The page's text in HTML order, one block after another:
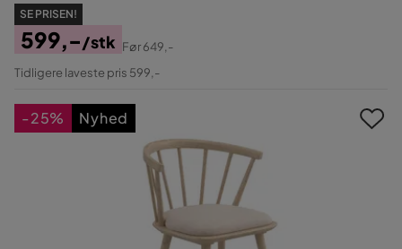
SE PRISEN!
Pris
599,-/stk
Original
Før649,-
Tidligere laveste pris 599,-
-25% Nyhed